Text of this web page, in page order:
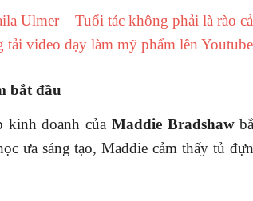
Ulmer – Tuổi tác không phải là rào
tải video dạy làm mỹ phẩm lên
bắt đầu
kinh doanh của Maddie Bradshaw
ưa sáng tạo, Maddie cảm thấy tủ